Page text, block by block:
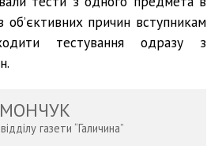
причин вступникам
тестування одразу з
МОНЧУК
газети “Галичина”